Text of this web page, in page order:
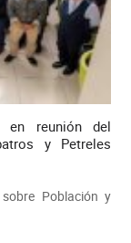
en reunión del
y Petreles
Población y